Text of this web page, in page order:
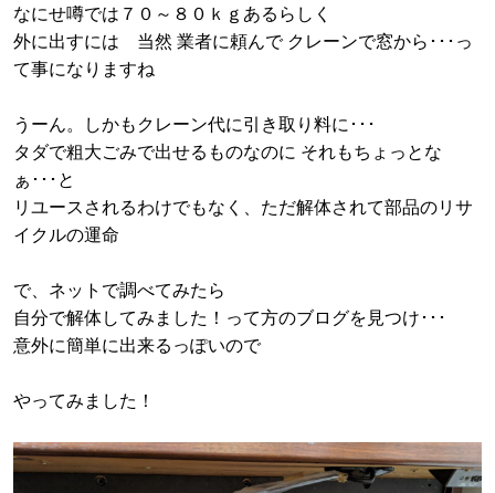
なにせ噂では７０～８０ｋｇあるらしく
外に出すには 当然 業者に頼んで クレーンで窓から･･･っ
て事になりますね
うーん。しかもクレーン代に引き取り料に･･･
タダで粗大ごみで出せるものなのに それもちょっとな
ぁ･･･と
リユースされるわけでもなく、ただ解体されて部品のリサ
イクルの運命
で、ネットで調べてみたら
自分で解体してみました！って方のブログを見つけ･･･
意外に簡単に出来るっぽいので
やってみました！